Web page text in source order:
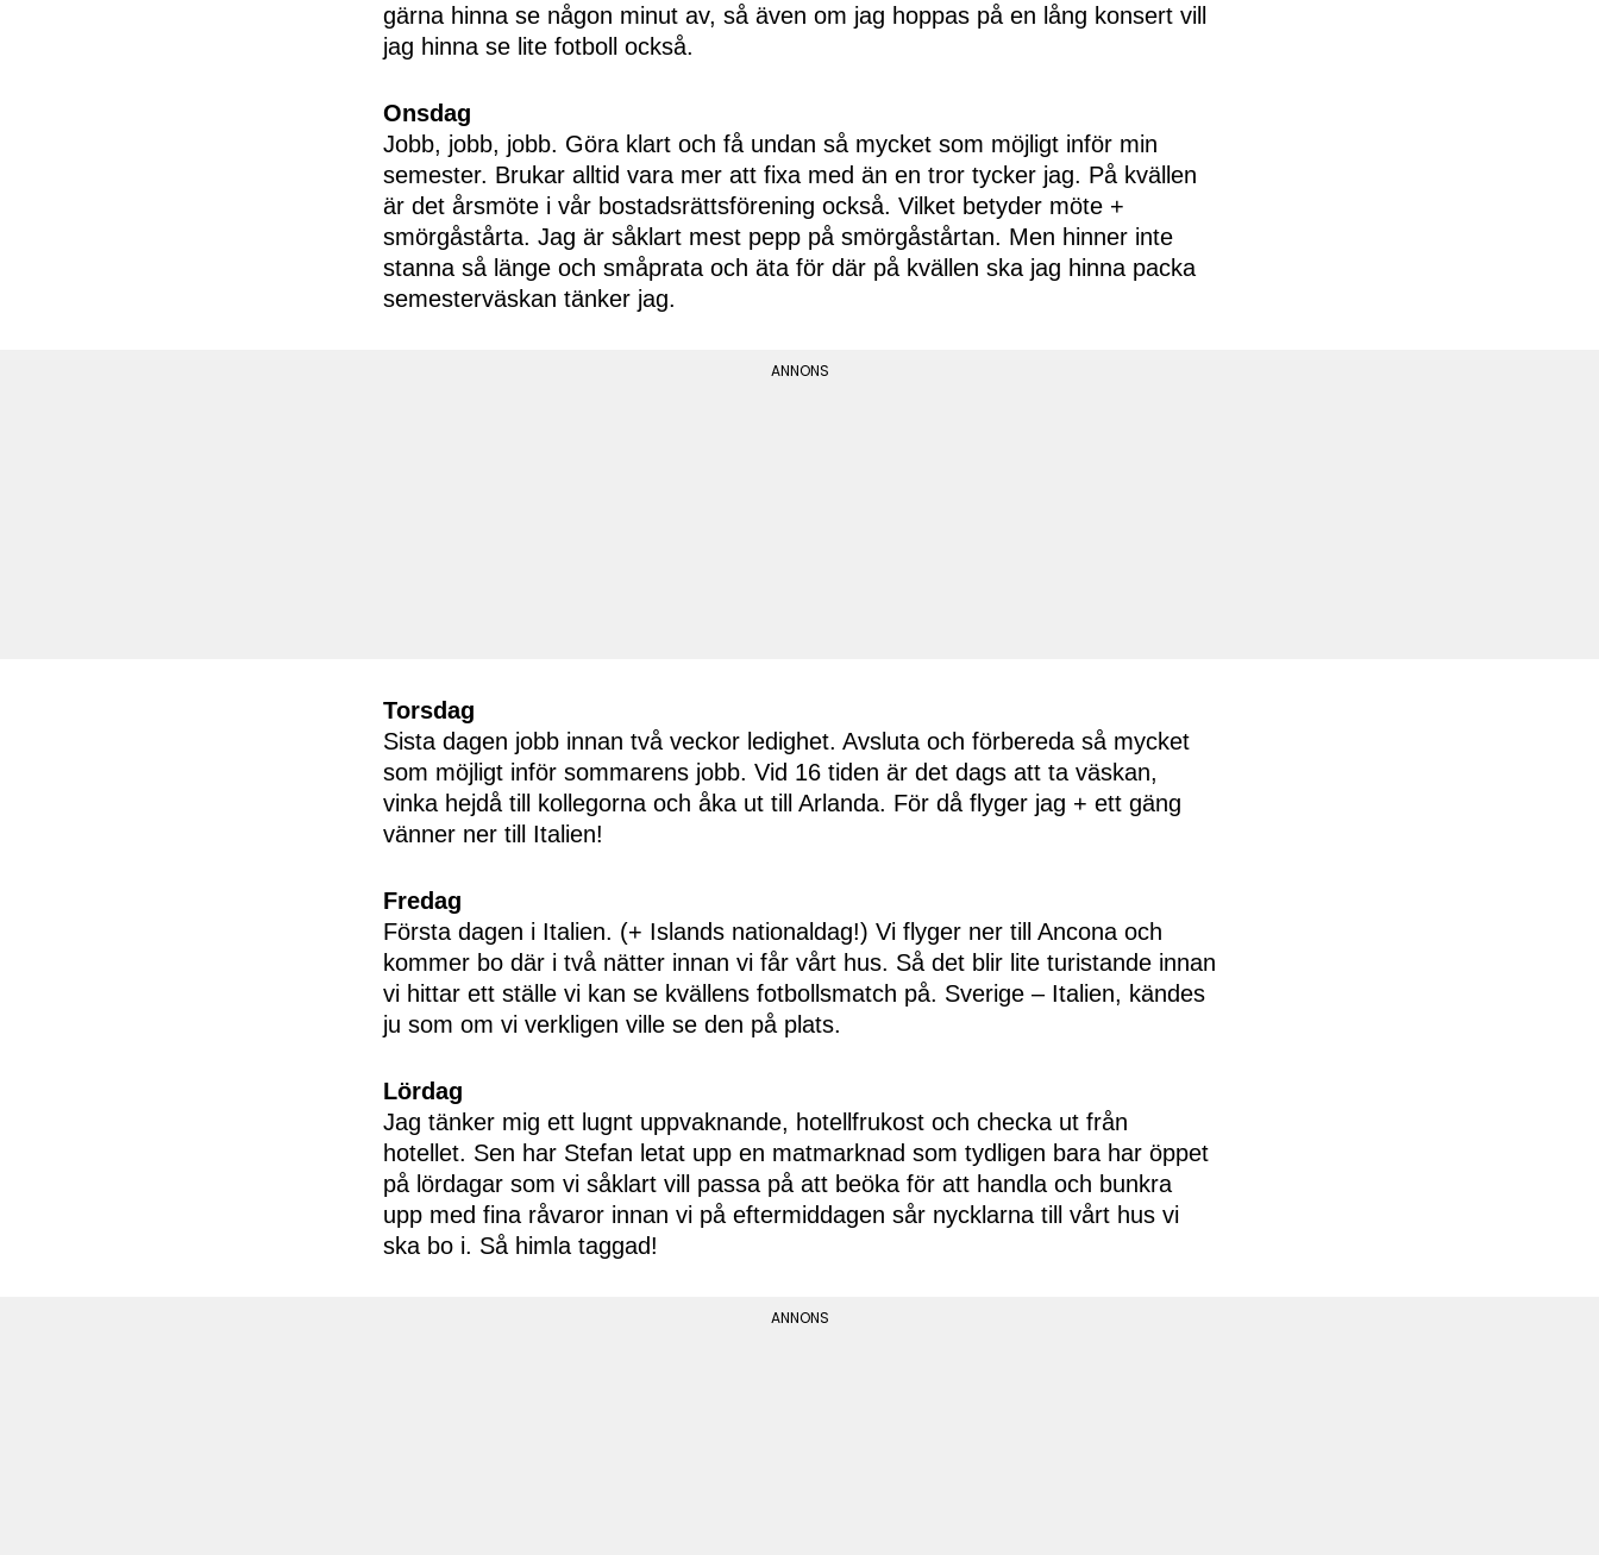
gärna hinna se någon minut av, så även om jag hoppas på en lång konsert vill
jag hinna se lite fotboll också.
Onsdag
Jobb, jobb, jobb. Göra klart och få undan så mycket som möjligt inför min
semester. Brukar alltid vara mer att fixa med än en tror tycker jag. På kvällen
är det årsmöte i vår bostadsrättsförening också. Vilket betyder möte +
smörgåstårta. Jag är såklart mest pepp på smörgåstårtan. Men hinner inte
stanna så länge och småprata och äta för där på kvällen ska jag hinna packa
semesterväskan tänker jag.
Torsdag
Sista dagen jobb innan två veckor ledighet. Avsluta och förbereda så mycket
som möjligt inför sommarens jobb. Vid 16 tiden är det dags att ta väskan,
vinka hejdå till kollegorna och åka ut till Arlanda. För då flyger jag + ett gäng
vänner ner till Italien!
Fredag
Första dagen i Italien. (+ Islands nationaldag!) Vi flyger ner till Ancona och
kommer bo där i två nätter innan vi får vårt hus. Så det blir lite turistande innan
vi hittar ett ställe vi kan se kvällens fotbollsmatch på. Sverige – Italien, kändes
ju som om vi verkligen ville se den på plats.
Lördag
Jag tänker mig ett lugnt uppvaknande, hotellfrukost och checka ut från
hotellet. Sen har Stefan letat upp en matmarknad som tydligen bara har öppet
på lördagar som vi såklart vill passa på att beöka för att handla och bunkra
upp med fina råvaror innan vi på eftermiddagen sår nycklarna till vårt hus vi
ska bo i. Så himla taggad!